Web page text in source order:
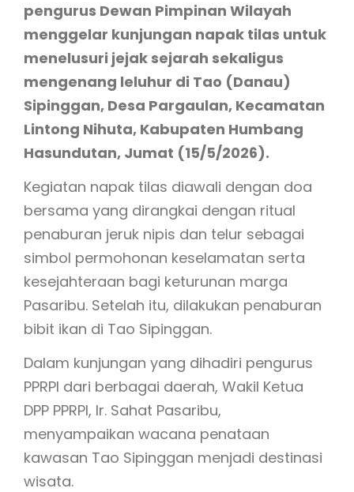
pengurus Dewan Pimpinan Wilayah
menggelar kunjungan napak tilas untuk
menelusuri jejak sejarah sekaligus
mengenang leluhur di Tao (Danau)
Sipinggan, Desa Pargaulan, Kecamatan
Lintong Nihuta, Kabupaten Humbang
Hasundutan, Jumat (15/5/2026).
Kegiatan napak tilas diawali dengan doa
bersama yang dirangkai dengan ritual
penaburan jeruk nipis dan telur sebagai
simbol permohonan keselamatan serta
kesejahteraan bagi keturunan marga
Pasaribu. Setelah itu, dilakukan penaburan
bibit ikan di Tao Sipinggan.
Dalam kunjungan yang dihadiri pengurus
PPRPI dari berbagai daerah, Wakil Ketua
DPP PPRPI, Ir. Sahat Pasaribu,
menyampaikan wacana penataan
kawasan Tao Sipinggan menjadi destinasi
wisata.